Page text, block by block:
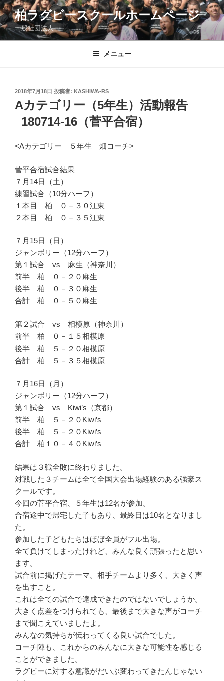
コ
ン
テ
ン
柏ラグビースクールホームページ
一般社団法人
メニュー
投
稿
日:
2018年7月18日 投稿者: KASHIWA-RS
Aカテゴリー（5年生）活動報告
_180714-16（菅平合宿）
<Aカテゴリー ５年生 畑コーチ>
菅平合宿試合結果
７月14日（土）
練習試合（10分ハーフ）
１本目 柏 ０－３０江東
２本目 柏 ０－３５江東
７月15日（日）
ジャンボリー（12分ハーフ）
第１試合 vs 麻生（神奈川）
前半 柏 ０－２０麻生
後半 柏 ０－３０麻生
合計 柏 ０－５０麻生
第２試合 vs 相模原（神奈川）
前半 柏 ０－１５相模原
後半 柏 ５－２０相模原
合計 柏 ５－３５相模原
７月16日（月）
ジャンボリー（12分ハーフ）
第１試合 vs Kiwi’s（京都）
前半 柏 ５－２０Kiwi’s
後半 柏 ５－２０Kiwi’s
合計 柏１０－４０Kiwi’s
結果は３戦全敗に終わりました。
対戦した３チームは全て全国大会出場経験のある強豪ス
クールです。
今回の菅平合宿、５年生は12名が参加。
合宿途中で帰宅した子もあり、最終日は10名となりまし
た。
参加した子どもたちはほぼ全員がフル出場。
全て負けてしまったけれど、みんな良く頑張ったと思い
ます。
試合前に掲げたテーマ。相手チームより多く、大きく声
を出すこと。
これは全ての試合で達成できたのではないでしょうか。
大きく点差をつけられても、最後まで大きな声がコーチ
まで聞こえていましたよ。
みんなの気持ちが伝わってくる良い試合でした。
コーチ陣も、これからのみんなに大きな可能性を感じる
ことができました。
ラグビーに対する意識がだいぶ変わってきたんじゃない